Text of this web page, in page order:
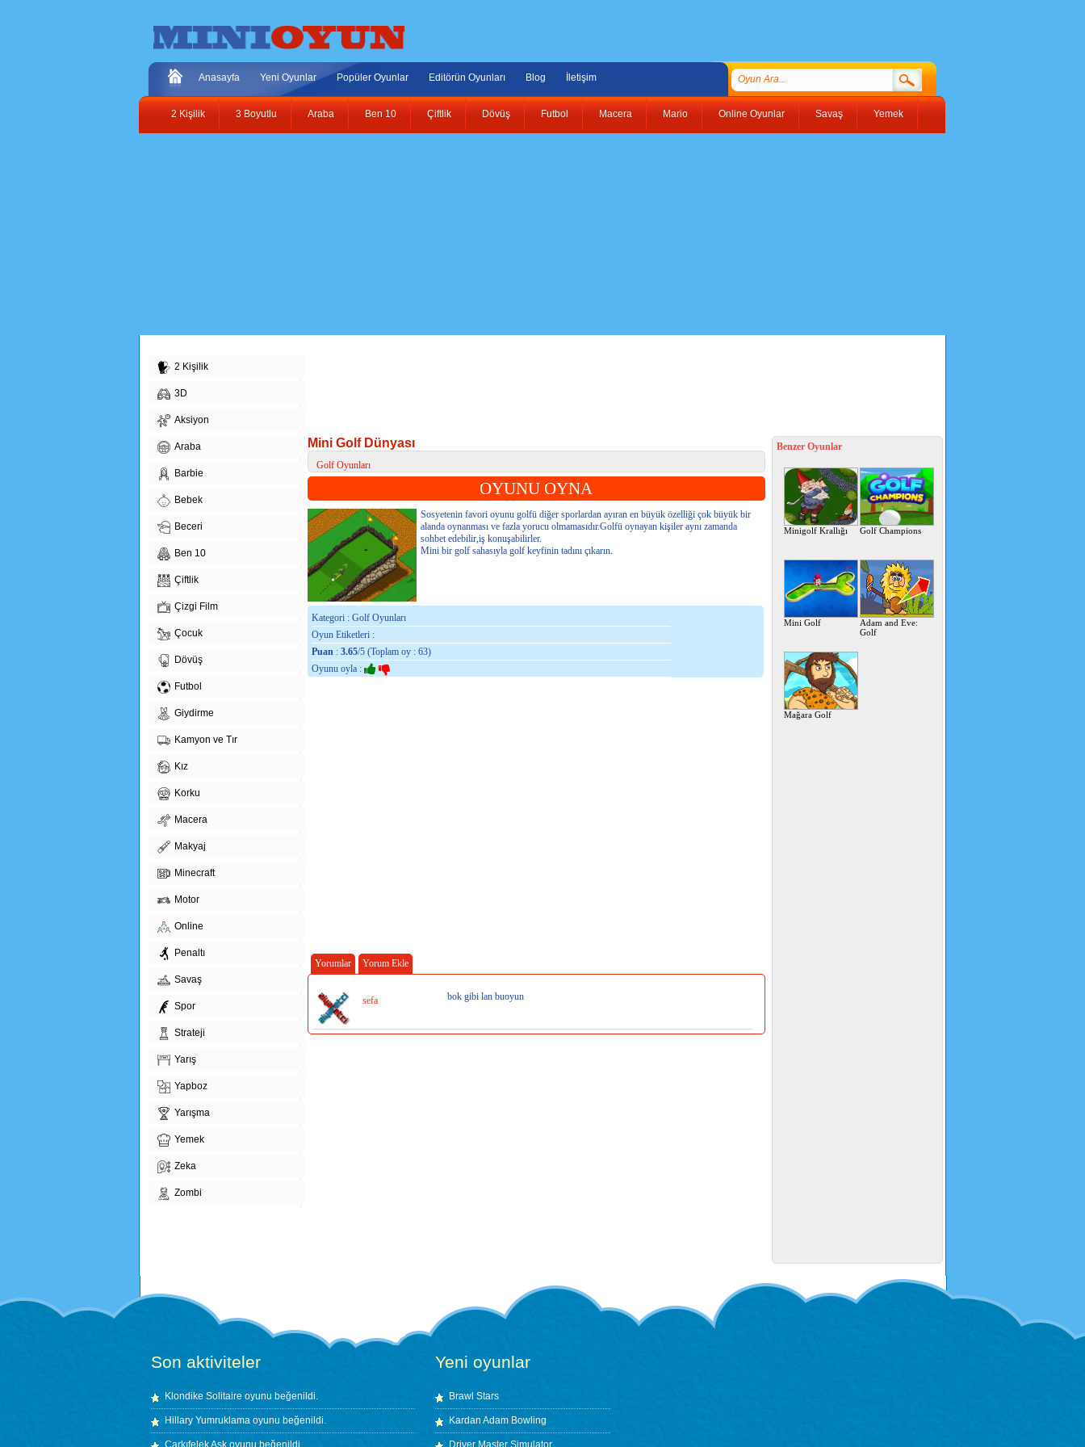
Anasayfa Yeni Oyunlar Popüler Oyunlar Editörün Oyunları Blog İletişim
2 Kişilik 3 Boyutlu Araba Ben 10 Çiftlik Dövüş Futbol Macera Mario Online Oyunlar Savaş Yemek
2 Kişilik
3D
Aksiyon
Araba
Barbie
Bebek
Beceri
Ben 10
Çiftlik
Çizgi Film
Çocuk
Dövüş
Futbol
Giydirme
Kamyon ve Tır
Kız
Korku
Macera
Makyaj
Minecraft
Motor
Online
Penaltı
Savaş
Spor
Strateji
Yarış
Yapboz
Yarışma
Yemek
Zeka
Zombi
Mini Golf Dünyası
Golf Oyunları
OYUNU OYNA
Sosyetenin favori oyunu golfü diğer sporlardan ayıran en büyük özelliği çok büyük bir
alanda oynanması ve fazla yorucu olmamasıdır.Golfü oynayan kişiler aynı zamanda
sohbet edebilir,iş konuşabilirler.
Mini bir golf sahasıyla golf keyfinin tadını çıkarın.
Kategori : Golf Oyunları
Oyun Etiketleri :
Puan : 3.65/5 (Toplam oy : 63)
Oyunu oyla :
Yorumlar Yorum Ekle
sefa bok gibi lan buoyun
Benzer Oyunlar
Minigolf Krallığı Golf Champions
Mini Golf
Adam and Eve:
Golf
Mağara Golf
Son aktiviteler
Klondike Solitaire oyunu beğenildi.
Hillary Yumruklama oyunu beğenildi.
Çarkıfelek Aşk oyunu beğenildi.
Yeni oyunlar
Brawl Stars
Kardan Adam Bowling
Driver Master Simulator